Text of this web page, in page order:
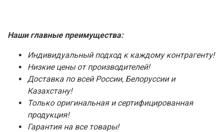
Наши главные преимущества:
Индивидуальный подход к каждому контрагенту!
Низкие цены от производителей!
Доставка по всей России, Белоруссии и
Казахстану!
Только оригинальная и сертифицированная
продукция!
Гарантия на все товары!